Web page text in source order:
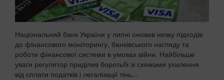
Національний банк України у липні оновив низку підходів
до фінансового моніторингу, банківського нагляду та
роботи фінансової системи в умовах війни. Найбільше
уваги регулятор приділив боротьбі зі схемами ухилення
від сплати податків і легалізації тінь...